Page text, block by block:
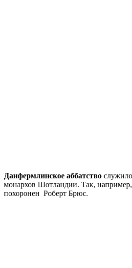
Данфермлинское аббатство
монархов Шотландии. Так, например,
похоронен Роберт Брюс.